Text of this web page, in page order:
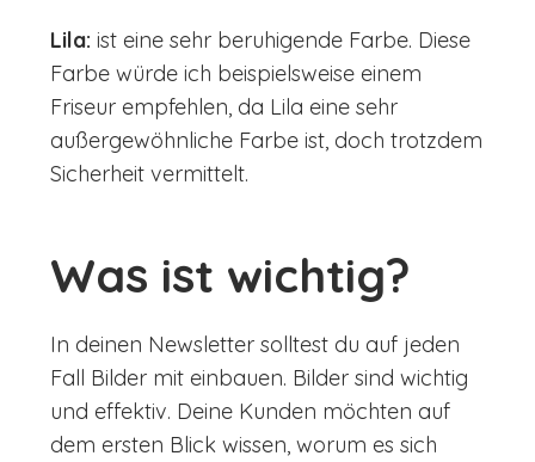
Lila: ist eine sehr beruhigende Farbe. Diese
Farbe würde ich beispielsweise einem
Friseur empfehlen, da Lila eine sehr
außergewöhnliche Farbe ist, doch trotzdem
Sicherheit vermittelt.
Was ist wichtig?
In deinen Newsletter solltest du auf jeden
Fall Bilder mit einbauen. Bilder sind wichtig
und effektiv. Deine Kunden möchten auf
dem ersten Blick wissen, worum es sich